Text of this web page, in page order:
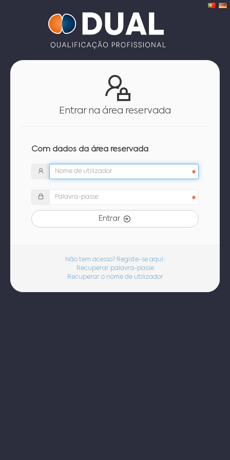
Entrar na área reservada
Com dados da área reservada
Entrar
Não tem acesso? Registe-se aqui.
Recuperar palavra-passe
Recuperar o nome de utilizador